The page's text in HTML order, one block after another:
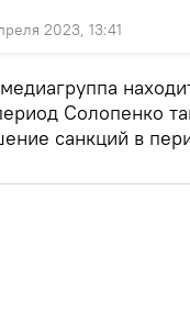
2023, 13:41
Солопенко
санкций в